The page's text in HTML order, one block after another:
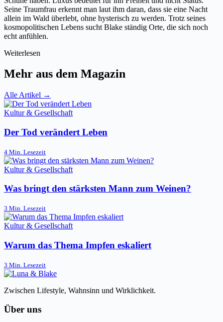
Seine Traumfrau erkennt man laut ihm daran, dass sie eine Nacht
allein im Wald überlebt, ohne hysterisch zu werden. Trotz seines
kosmopolitischen Lebens sucht Blake ständig Orte, die sich noch
echt anfühlen.
Weiterlesen
Mehr aus dem Magazin
Alle Artikel →
Kultur & Gesellschaft
Der Tod verändert Leben
4 Min. Lesezeit
Kultur & Gesellschaft
Was bringt den stärksten Mann zum Weinen?
3 Min. Lesezeit
Kultur & Gesellschaft
Warum das Thema Impfen eskaliert
3 Min. Lesezeit
Zwischen Lifestyle, Wahnsinn und Wirklichkeit.
Über uns